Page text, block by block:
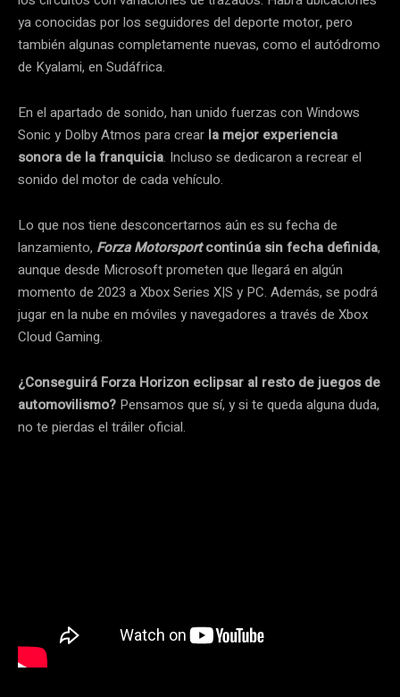
ya conocidas por los seguidores del deporte motor, pero
también algunas completamente nuevas, como el autódromo
de Kyalami, en Sudáfrica.
En el apartado de sonido, han unido fuerzas con Windows
Sonic y Dolby Atmos para crear la mejor experiencia
sonora de la franquicia. Incluso se dedicaron a recrear el
sonido del motor de cada vehículo.
Lo que nos tiene desconcertarnos aún es su fecha de
lanzamiento, Forza Motorsportcontinúa sin fecha definida,
aunque desde Microsoft prometen que llegará en algún
momento de 2023 a Xbox Series X|S y PC. Además, se podrá
jugar en la nube en móviles y navegadores a través de Xbox
Cloud Gaming.
¿Conseguirá Forza Horizon eclipsar al resto de juegos de
automovilismo? Pensamos que sí, y si te queda alguna duda,
no te pierdas el tráiler oficial.